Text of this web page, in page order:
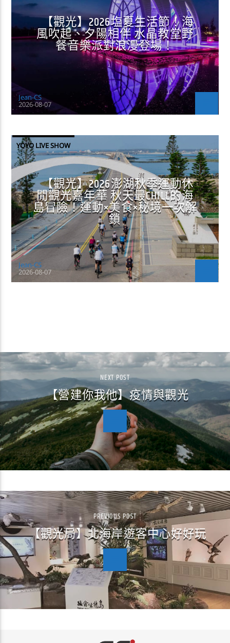
【觀光】2026塩夏生活節！海
風吹起、夕陽相伴 水晶教堂野
餐音樂派對浪漫登場！
Jean-CS
2026-08-07
YOYO LIVE SHOW
【觀光】2026澎湖秋季運動休
閒觀光嘉年華 秋天最CHILL的海
島冒險！運動×美食×秘境一次解
鎖
Jean-CS
2026-08-07
NEXT POST
【營建你我他】疫情與觀光
PREVIOUS POST
【觀光局】北海岸遊客中心好好玩